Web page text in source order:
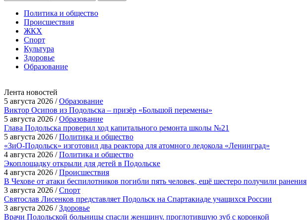
Политика и общество
Происшествия
ЖКХ
Спорт
Культура
Здоровье
Образование
Лента новостей
5 августа 2026 /Образование
Виктор Осипов из Подольска – призёр «Большой перемены»
5 августа 2026 /Образование
Глава Подольска проверил ход капитального ремонта школы №21
5 августа 2026 /Политика и общество
«ЗиО-Подольск» изготовил два реактора для атомного ледокола «Ленинград»
4 августа 2026 /Политика и общество
Экоплощадку открыли для детей в Подольске
4 августа 2026 /Происшествия
В Чехове от атаки беспилотников погибли пять человек, ещё шестеро получили ранения
3 августа 2026 /Спорт
Святослав Лисенков представляет Подольск на Спартакиаде учащихся России
3 августа 2026 /Здоровье
Врачи Подольской больницы спасли женщину, проглотившую зуб с коронкой